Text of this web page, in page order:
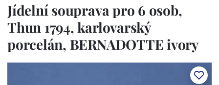
Jídelní souprava pro 6 osob,
Thun 1794, karlovarský
porcelán, BERNADOTTE ivory